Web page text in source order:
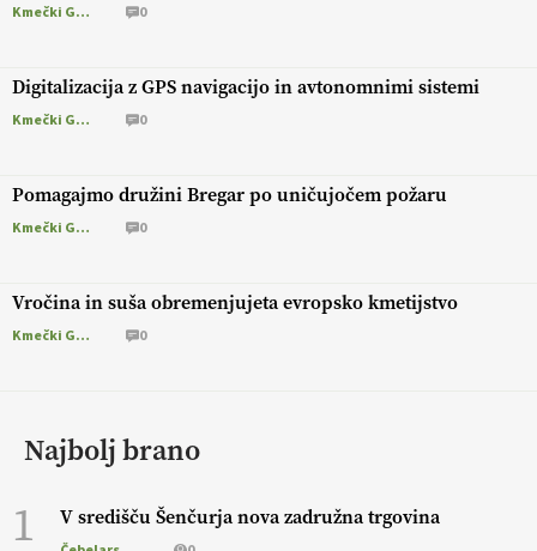
Kmečki Glas 0
Digitalizacija z GPS navigacijo in avtonomnimi sistemi
Kmečki Glas 0
Pomagajmo družini Bregar po uničujočem požaru
Kmečki Glas 0
Vročina in suša obremenjujeta evropsko kmetijstvo
Kmečki Glas 0
Najbolj brano
1 V središču Šenčurja nova zadružna trgovina